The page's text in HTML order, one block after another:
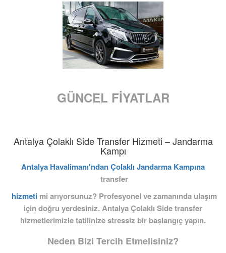
GÜNCEL FİYATLAR
Antalya Çolaklı Side Transfer Hizmeti – Jandarma
Kampı
Antalya Havalimanı'ndan Çolaklı Jandarma Kampına
transfer
hizmeti mi arıyorsunuz? Profesyonel ve zamanında ulaşım
için doğru yerdesiniz. Antalya Çolaklı Side transfer
hizmetlerimizle tatilinize stressiz bir başlangıç yapın.
Neden Bizi Tercih Etmelisiniz?